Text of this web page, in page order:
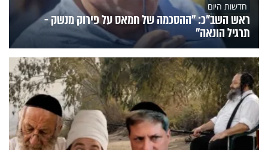
חדשות היום
ראש השב"כ: "ההסכמה של חמאס על פירוק מנשק -
תרגיל הונאה"